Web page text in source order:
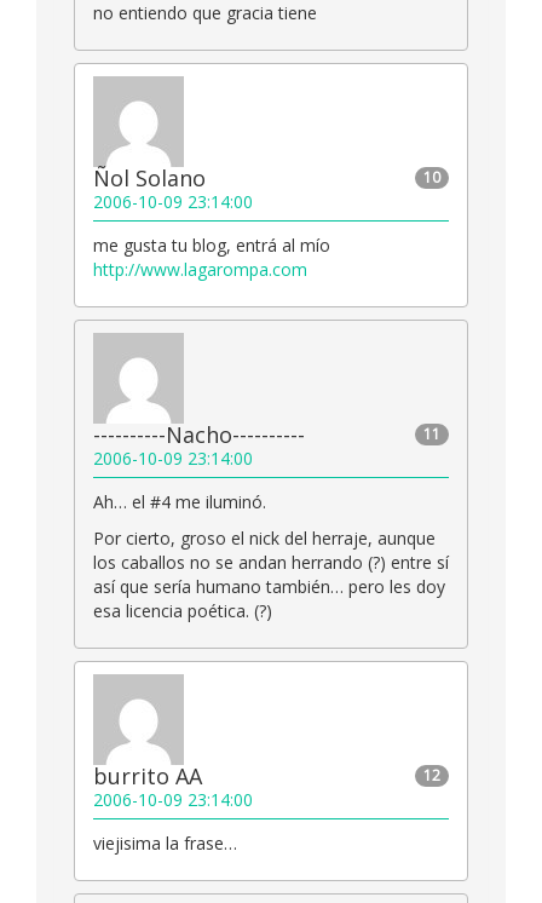
no entiendo que gracia tiene
10
Ñol Solano
2006-10-09 23:14:00
me gusta tu blog, entrá al mío
http://www.lagarompa.com
11
----------Nacho----------
2006-10-09 23:14:00
Ah… el #4 me iluminó.
Por cierto, groso el nick del herraje, aunque
los caballos no se andan herrando (?) entre sí
así que sería humano también… pero les doy
esa licencia poética. (?)
12
burrito AA
2006-10-09 23:14:00
viejisima la frase…